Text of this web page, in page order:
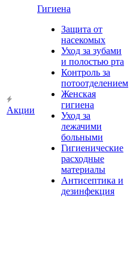
Акции
Гигиена
Защита от
насекомых
Уход за зубами
и полостью рта
Контроль за
потоотделением
Женская
гигиена
Уход за
лежачими
больными
Гигиенические
расходные
материалы
Антисептика и
дезинфекция